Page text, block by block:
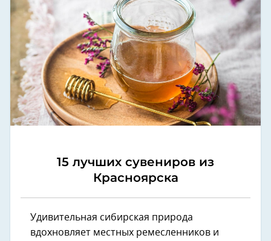
15 лучших сувениров из
Красноярска
Удивительная сибирская природа
вдохновляет местных ремесленников и